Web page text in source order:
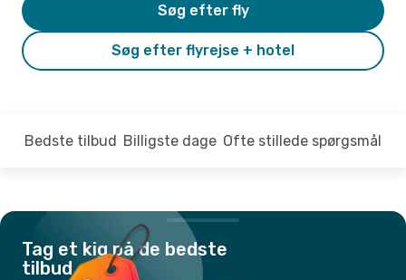
Søg efter flyrejse + hotel
Søg efter fly
Bedste tilbud Billigste dage Ofte stillede spørgsmål
Tag et kig på de bedste
tilbud